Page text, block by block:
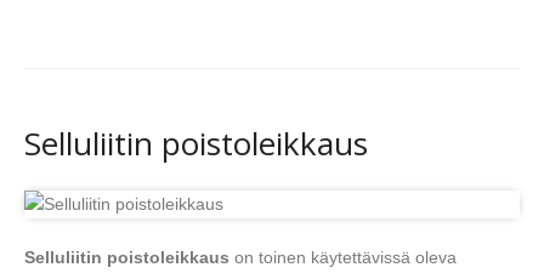
Selluliitin poistoleikkaus
Selluliitin poistoleikkaus on toinen käytettävissä oleva